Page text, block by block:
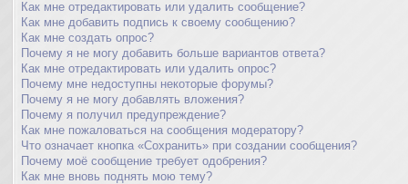
Как мне отредактировать или удалить сообщение?
Как мне добавить подпись к своему сообщению?
Как мне создать опрос?
Почему я не могу добавить больше вариантов ответа?
Как мне отредактировать или удалить опрос?
Почему мне недоступны некоторые форумы?
Почему я не могу добавлять вложения?
Почему я получил предупреждение?
Как мне пожаловаться на сообщения модератору?
Что означает кнопка «Сохранить» при создании сообщения?
Почему моё сообщение требует одобрения?
Как мне вновь поднять мою тему?